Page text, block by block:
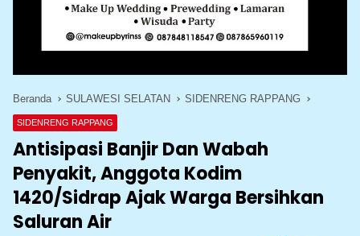
Beranda SULAWESI SELATAN SIDENRENG RAPPANG
SIDENRENG RAPPANG
Antisipasi Banjir Dan Wabah
Penyakit, Anggota Kodim
1420/Sidrap Ajak Warga Bersihkan
Saluran Air